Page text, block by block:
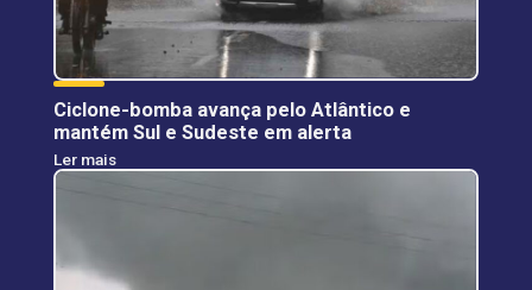
Ciclone-bomba avança pelo Atlântico e
mantém Sul e Sudeste em alerta
Ler mais